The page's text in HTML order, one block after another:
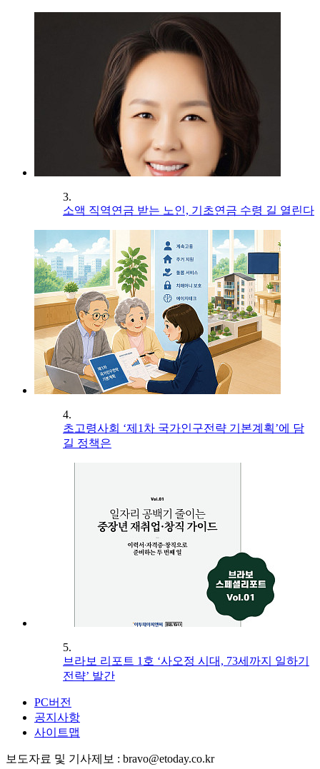
3.
소액 직역연금 받는 노인, 기초연금 수령 길 열린다
4.
초고령사회 ‘제1차 국가인구전략 기본계획’에 담
길 정책은
5.
브라보 리포트 1호 ‘사오정 시대, 73세까지 일하기
전략’ 발간
PC버전
공지사항
사이트맵
보도자료 및 기사제보 : bravo@etoday.co.kr